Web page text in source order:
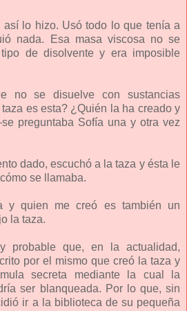
lo hizo. Usó todo lo que tenía a
nada. Esa masa viscosa no se
de disolvente y era imposible
no se disuelve con sustancias
es esta? ¿Quién la ha creado y
preguntaba Sofía una y otra vez
dado, escuchó a la taza y ésta le
se llamaba.
y quien me creó es también un
la taza.
probable que, en la actualidad,
por el mismo que creó la taza y
secreta mediante la cual la
ser blanqueada. Por lo que, sin
ir a la biblioteca de su pequeña